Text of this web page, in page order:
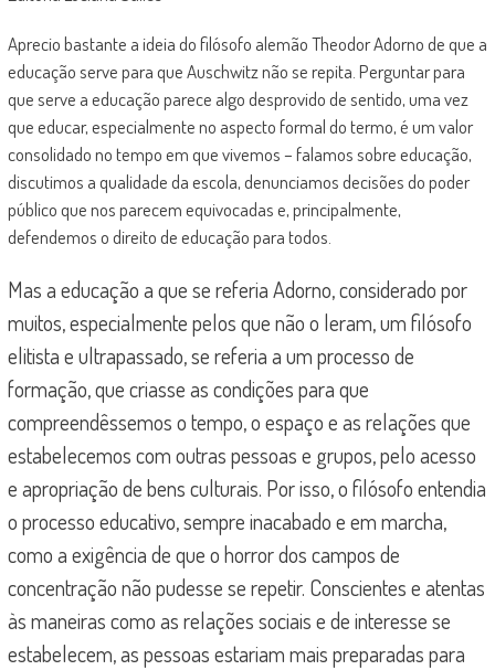
Aprecio bastante a ideia do filósofo alemão Theodor Adorno de que a
educação serve para que Auschwitz não se repita. Perguntar para
que serve a educação parece algo desprovido de sentido, uma vez
que educar, especialmente no aspecto formal do termo, é um valor
consolidado no tempo em que vivemos – falamos sobre educação,
discutimos a qualidade da escola, denunciamos decisões do poder
público que nos parecem equivocadas e, principalmente,
defendemos o direito de educação para todos.
Mas a educação a que se referia Adorno, considerado por
muitos, especialmente pelos que não o leram, um filósofo
elitista e ultrapassado, se referia a um processo de
formação, que criasse as condições para que
compreendêssemos o tempo, o espaço e as relações que
estabelecemos com outras pessoas e grupos, pelo acesso
e apropriação de bens culturais. Por isso, o filósofo entendia
o processo educativo, sempre inacabado e em marcha,
como a exigência de que o horror dos campos de
concentração não pudesse se repetir. Conscientes e atentas
às maneiras como as relações sociais e de interesse se
estabelecem, as pessoas estariam mais preparadas para